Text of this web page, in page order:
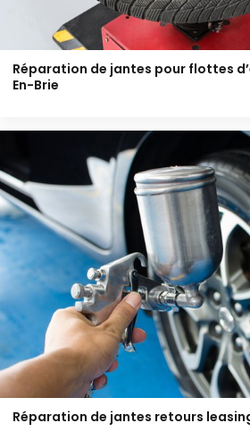
Réparation de jantes pour flottes
En-Brie
Réparation de jantes retours